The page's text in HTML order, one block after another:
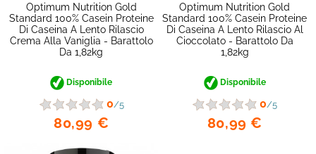
Optimum Nutrition Gold
Standard 100% Casein Proteine
Di Caseina A Lento Rilascio
Crema Alla Vaniglia - Barattolo
Da 1,82kg
Disponibile
0/5
80,99 €
Optimum Nutrition Gold
Standard 100% Casein Proteine
Di Caseina A Lento Rilascio Al
Cioccolato - Barattolo Da
1,82kg
Disponibile
0/5
80,99 €